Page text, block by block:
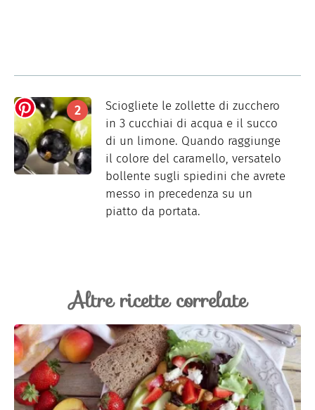
Sciogliete le zollette di zucchero
in 3 cucchiai di acqua e il succo
di un limone. Quando raggiunge
il colore del caramello, versatelo
bollente sugli spiedini che avrete
messo in precedenza su un
piatto da portata.
Altre ricette correlate